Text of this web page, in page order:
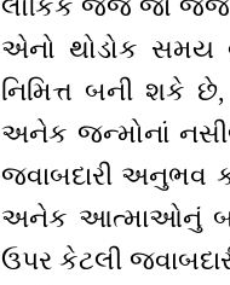
લૌકિક જજ જો
એનો થોડોક સમય
નિમિત્ત બની શકે
અનેક જન્મોનાં
જવાબદારી અનુભવ
અનેક આત્માઓનું બાપ
ઉપર કેટલી